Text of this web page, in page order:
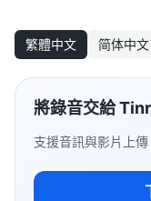
繁體中文 简体中文
將錄音交給
支援音訊與影片上